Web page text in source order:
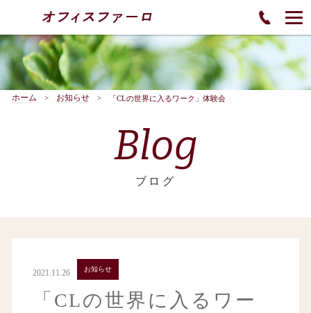
ホーム お知らせ 「CLの世界に入るワーク」体験会
Blog
ブログ
2021.11.26 お知らせ
「CLの世界に入るワー